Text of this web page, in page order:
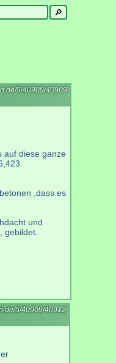
5/40909/40909
auf diese ganze
,dass es
und
gebildet.
5/40909/40912